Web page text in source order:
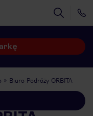
Biuro Podróży ORBITA